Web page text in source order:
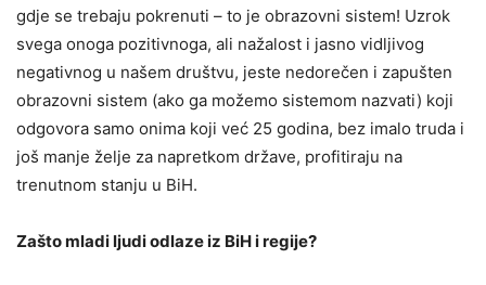
gdje se trebaju pokrenuti – to je obrazovni sistem! Uzrok
svega onoga pozitivnoga, ali nažalost i jasno vidljivog
negativnog u našem društvu, jeste nedorečen i zapušten
obrazovni sistem (ako ga možemo sistemom nazvati) koji
odgovora samo onima koji već 25 godina, bez imalo truda i
još manje želje za napretkom države, profitiraju na
trenutnom stanju u BiH.
Zašto mladi ljudi odlaze iz BiH i regije?